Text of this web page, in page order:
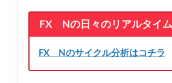
FX Nの日々のリアルタイ
FX Nのサイクル分析はコチラ